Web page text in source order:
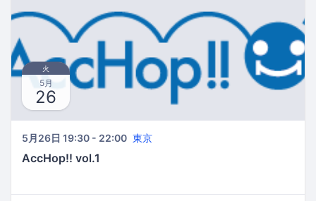
火
5月
26
5月26日 19:30 - 22:00 東京
AccHop!! vol.1